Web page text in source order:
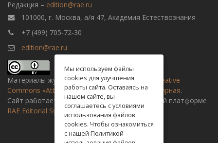
Редакция – edition@rae.ru
101000, г. Москва, а/я 47, Академия Естествознания
+7 (499) 705-72-30
edition@rae.ru
Материалы журнала доступны полицензии Creative
Commons «Attribution» («Атрибуция») 4.0 Всемирная.
Сайт работает на универсальной издательской платформе
RAE Editorial System
Мы используем файлы
cookies для улучшения
работы сайта. Оставаясь на
нашем сайте, вы
соглашаетесь с условиями
использования файлов
cookies. Чтобы ознакомиться
с нашей Политикой